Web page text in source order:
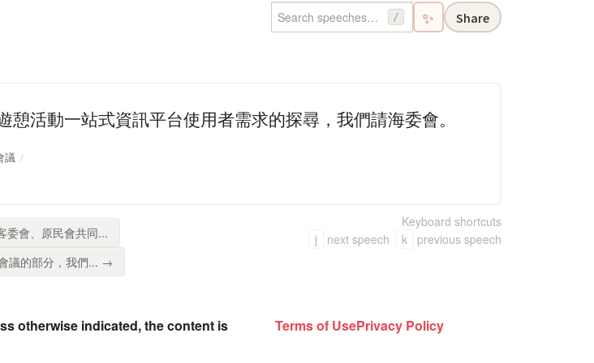
/ ✨ Share
憩活動一站式資訊平台使用者需求的探尋，我們請海委會。
議
委會、原民會共同...
議的部分，我們... →
Keyboard shortcuts
j
next speech k previous speech
otherwise indicated, the content is
Terms of UsePrivacy Policy